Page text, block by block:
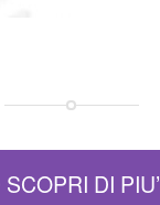
SCOPRI DI PIU’